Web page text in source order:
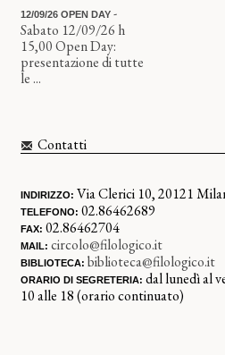
12/09/26 OPEN DAY -
Sabato 12/09/26 h
15,00 Open Day:
presentazione di tutte
le ...
Contatti
INDIRIZZO: Via Clerici 10, 20121
TELEFONO: 02.86462689
FAX: 02.86462704
MAIL: circolo@filologico.it
BIBLIOTECA: biblioteca@filologico.it
ORARIO DI SEGRETERIA: dal lunedì al
10 alle 18 (orario continuato)